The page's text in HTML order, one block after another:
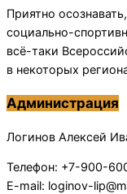
Приятно
социально-
всё-таки
в некоторых
Администрация
Логинов Алексей
Телефон: +7-900-
E-mail: loginov-